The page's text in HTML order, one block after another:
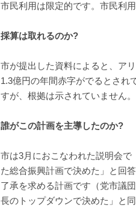
市民利用は限定的です。市民利
採算は取れるのか?
市が提出した資料によると、ア
1.3億円の年間赤字がでるとされ
すが、根拠は示されていません。
誰がこの計画を主導したのか?
市は3月におこなわれた説明会
た総合振興計画で決めた」と回
了承を求める計画です（党市議
長のトップダウンで決めた」と同